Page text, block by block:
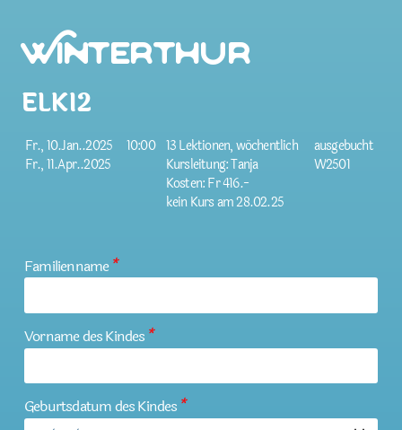
Winterthur
ELKI2
Fr., 10.Jan..2025
Fr., 11.Apr..2025
10:00 13 Lektionen, wöchentlich
Kursleitung: Tanja
Kosten: Fr 416.-
kein Kurs am 28.02.25
ausgebucht
W2501
Familienname*
Vorname des Kindes *
Geburtsdatum des Kindes *